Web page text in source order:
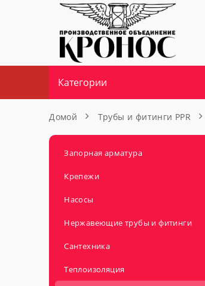
Категории
Домой Трубы и фитинги PPR
Запорная арматура
Крепежи
Насосы
Нержавеющие трубы и фитинги
Сантехника
Теплоизоляция